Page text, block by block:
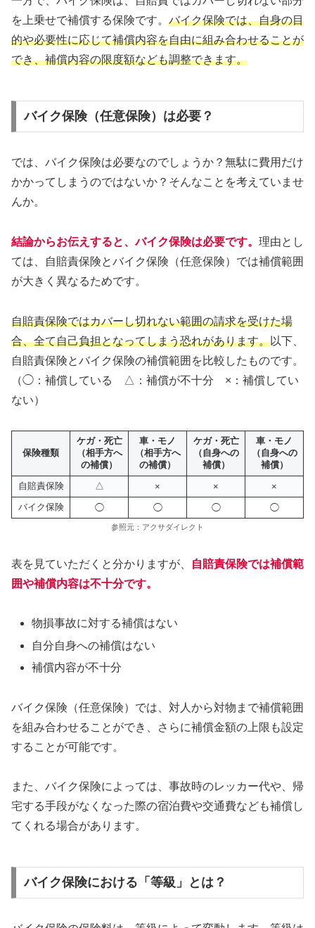
を上乗せで補償する保険です。 バイク保険では、自身の目
的や必要性に応じて補償内容を自由に組み合わせることが
でき、補償内容の限度額なども調整できます。
バイク保険（任意保険）は必要？
では、バイク保険は必要なのでしょうか？無駄に費用だけ
かかってしまうのではないか？そんなことを考えていませ
んか。
結論からお伝えすると、バイク保険は必要です。 理由とし
ては、自賠責保険とバイク保険（任意保険）では補償範囲
が大きく異なるためです。
自賠責保険ではカバーし切れない範囲の請求を受けた場
合、全て自己負担となってしまう恐れがあります。以下、
自賠責保険とバイク保険の補償範囲を比較したものです。
（◯：補償している △：補償が不十分 ×：補償してい
ない）
保険種類
ケガ・死亡
（相手方へ
の補償）
車・モノ
（相手方へ
の補償）
ケガ・死亡
（自身への
補償）
車・モノ
（自身への
補償）
自賠責保険
△ × ×
×
バイク保険
◯ ◯ ◯ ◯
参照元：アクサダイレクト
表を見ていただくと分かりますが、
自賠責保険では補償範
囲や補償内容は不十分です。
物損事故に対する補償はない
自分自身への補償はない
補償内容が不十分
バイク保険（任意保険）では、対人から対物まで補償範囲
を組み合わせることができ、さらに補償金額の上限も設定
することが可能です。
また、バイク保険によっては、事故時のレッカー代や、帰
宅する手段がなくなった際の宿泊費や交通費なども補償し
てくれる場合があります。
バイク保険における「等級」とは？